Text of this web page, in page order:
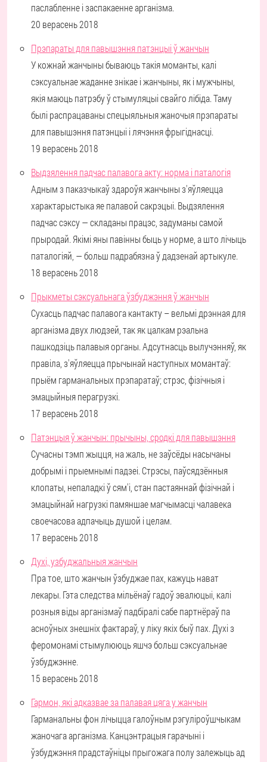
паслабленне і заспакаенне арганізма.
20 верасень 2018
Прэпараты для павышэння патэнцыі ў жанчын
У кожнай жанчыны бываюць такія моманты, калі
сэксуальнае жаданне знікае і жанчыны, як і мужчыны,
якія маюць патрэбу ў стымуляцыі свайго лібіда. Таму
былі распрацаваны спецыяльныя жаночыя прэпараты
для павышэння патэнцыі і лячэння фрыгіднасці.
19 верасень 2018
Выдзялення падчас палавога акту: норма і паталогія
Адным з паказчыкаў здароўя жанчыны з'яўляецца
характарыстыка яе палавой сакрэцыі. Выдзялення
падчас сэксу — складаны працэс, задуманы самой
прыродай. Якімі яны павінны быць у норме, а што лічыць
паталогіяй, — больш падрабязна ў дадзенай артыкуле.
18 верасень 2018
Прыкметы сэксуальнага ўзбуджэння ў жанчын
Сухасць падчас палавога кантакту – вельмі дрэнная для
арганізма двух людзей, так як цалкам рэальна
пашкодзіць палавыя органы. Адсутнасць вылучэнняў, як
правіла, з'яўляецца прычынай наступных момантаў:
прыём гарманальных прэпаратаў; стрэс, фізічныя і
эмацыйныя перагрузкі.
17 верасень 2018
Патэнцыя ў жанчын: прычыны, сродкі для павышэння
Сучасны тэмп жыцця, на жаль, не заўсёды насычаны
добрымі і прыемнымі падзеі. Стрэсы, паўсядзённыя
клопаты, непаладкі ў сям'і, стан пастаяннай фізічнай і
эмацыйнай нагрузкі памяншае магчымасці чалавека
своечасова адпачыць душой і целам.
17 верасень 2018
Духі, узбуджальныя жанчын
Пра тое, што жанчын ўзбуджае пах, кажуць нават
лекары. Гэта следства мільёнаў гадоў эвалюцыі, калі
розныя віды арганізмаў падбіралі сабе партнёраў па
асноўных знешніх фактараў, у ліку якіх быў пах. Духі з
феромонамі стымулююць яшчэ больш сэксуальнае
ўзбуджэнне.
15 верасень 2018
Гармон, які адказвае за палавая цяга у жанчын
Гарманальны фон лічыцца галоўным рэгуліроўшчыкам
жаночага арганізма. Канцэнтрацыя гарачыні і
ўзбуджэння прадстаўніцы прыгожага полу залежыць ад